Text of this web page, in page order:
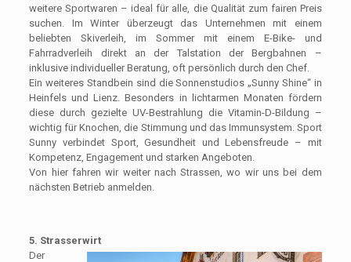
weitere Sportwaren – ideal für alle, die Qualität zum fairen Preis
suchen. Im Winter überzeugt das Unternehmen mit einem
beliebten Skiverleih, im Sommer mit einem E-Bike- und
Fahrradverleih direkt an der Talstation der Bergbahnen –
inklusive individueller Beratung, oft persönlich durch den Chef.
Ein weiteres Standbein sind die Sonnenstudios „Sunny Shine“ in
Heinfels und Lienz. Besonders in lichtarmen Monaten fördern
diese durch gezielte UV-Bestrahlung die Vitamin-D-Bildung –
wichtig für Knochen, die Stimmung und das Immunsystem. Sport
Sunny verbindet Sport, Gesundheit und Lebensfreude – mit
Kompetenz, Engagement und starken Angeboten.
Von hier fahren wir weiter nach Strassen, wo wir uns bei dem
nächsten Betrieb anmelden.
5. Strasserwirt
Der